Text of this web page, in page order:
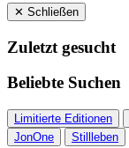
✕ Schließen
Zuletzt gesucht
Beliebte Suchen
Limitierte Editionen
JonOne
Stillleben